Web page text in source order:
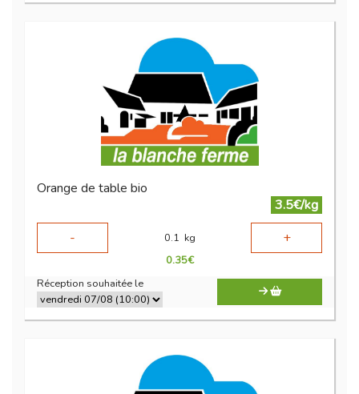
Orange de table bio
3.5€/kg
-
0.1 kg +
0.35€
Réception souhaitée le